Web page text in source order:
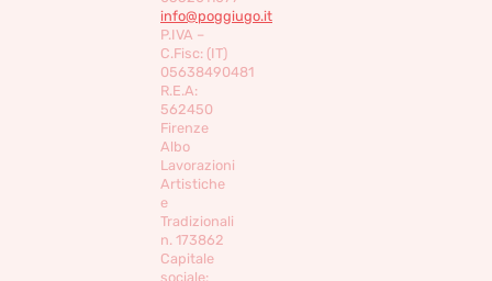
info@poggiugo.it
P.IVA –
C.Fisc: (IT)
05638490481
R.E.A:
562450
Firenze
Albo
Lavorazioni
Artistiche
e
Tradizionali
n. 173862
Capitale
sociale: